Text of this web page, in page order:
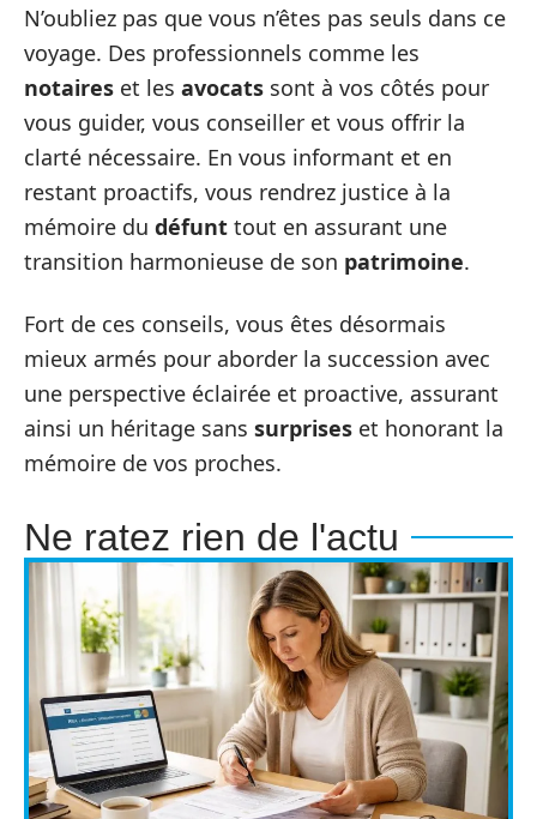
N’oubliez pas que vous n’êtes pas seuls dans ce
voyage. Des professionnels comme les
notaires et les avocats sont à vos côtés pour
vous guider, vous conseiller et vous offrir la
clarté nécessaire. En vous informant et en
restant proactifs, vous rendrez justice à la
mémoire du défunt tout en assurant une
transition harmonieuse de son patrimoine.
Fort de ces conseils, vous êtes désormais
mieux armés pour aborder la succession avec
une perspective éclairée et proactive, assurant
ainsi un héritage sans surprises et honorant la
mémoire de vos proches.
Ne ratez rien de l'actu